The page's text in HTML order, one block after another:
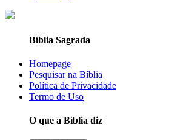
Bíblia Sagrada
Homepage
Pesquisar na Bíblia
Política de Privacidade
Termo de Uso
O que a Bíblia diz